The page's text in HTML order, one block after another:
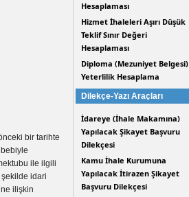
bir tarihte
ile ilgili
idari
ilişkin
Hesaplaması
Hizmet İhaleleri Aşırı Düşük
Teklif Sınır Değeri
Hesaplaması
Diploma (Mezuniyet Belgesi)
Yeterlilik Hesaplama
Dilekçe-Yazı Araçları
İdareye (İhale Makamına)
Yapılacak Şikayet Başvuru
Dilekçesi
Kamu İhale Kurumuna
Yapılacak İtirazen Şikayet
Başvuru Dilekçesi